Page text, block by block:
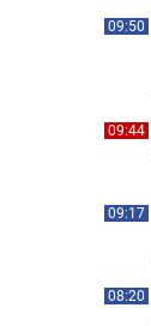
09:50
09:44
09:17
08:20